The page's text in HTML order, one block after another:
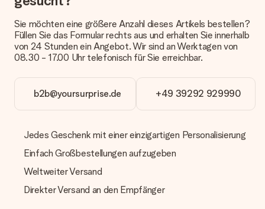
Päckchen versendet. Möchtest du wissen, ob es als Paket
Kundenservice.
Zahlung
Wir bieten die folgenden Zahlungsoptionen an: Vorauskasse
mit normaler Überweisung, Sofortüberweisung, Paypal,
Kreditkarte oder auf Rechnung über Klarna. Bei einer
manuellen Überweisung verlängert sich die Lieferzeit des
Geschenk empfangen
Was, wenn das Geschenk meine Erwartungen nicht
erfüllt?
Sollte das Geschenk wider Erwarten deine Erwartungen nicht
Sie möchten eine größere Anzahl dieses Artikels bestellen?
Füllen Sie das Formular rechts aus und erhalten Sie innerhalb
von 24 Stunden ein Angebot. Wir sind an Werktagen von
08.30 - 17.00 Uhr telefonisch für Sie erreichbar.
b2b@yoursurprise.de +49 39292 929990
Jedes Geschenk mit einer einzigartigen Personalisierung
Einfach Großbestellungen aufzugeben
Weltweiter Versand
Direkter Versand an den Empfänger